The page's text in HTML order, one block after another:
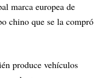
marca europea de
chino que se la compró
produce vehículos